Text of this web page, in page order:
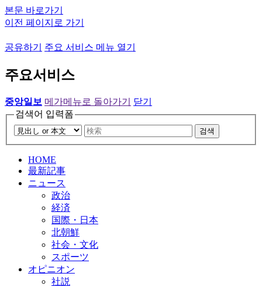
본문 바로가기
이전 페이지로 가기
공유하기 주요 서비스 메뉴 열기
주요서비스
중앙일보 메가메뉴로 돌아가기
닫기
검색어 입력폼
검색
HOME
最新記事
ニュース
政治
経済
国際・日本
北朝鮮
社会・文化
スポーツ
オピニオン
社説